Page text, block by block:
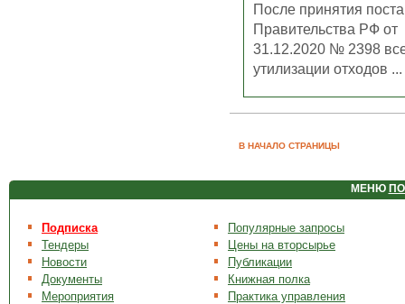
После принятия
Правительства РФ от
31.12.2020 № 2398
утилизации отходов ...
В НАЧАЛО СТРАНИЦЫ
МЕНЮ
Подписка
Тендеры
Новости
Документы
Мероприятия
Популярные запросы
Цены на вторсырье
Публикации
Книжная полка
Практика управления